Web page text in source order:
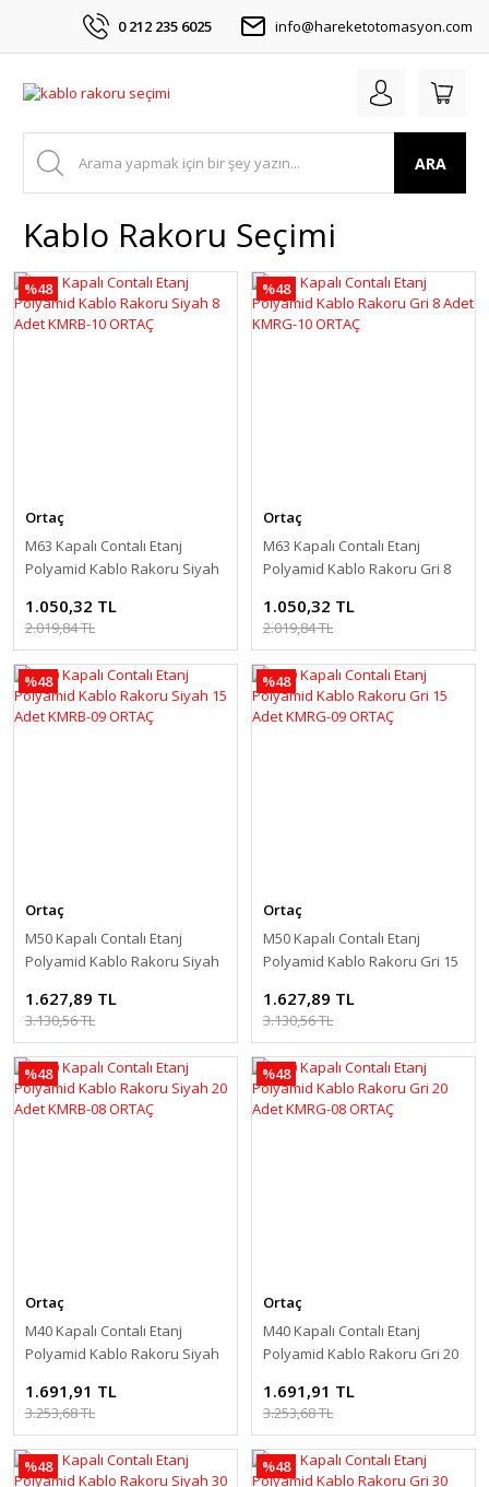
0 212 235 6025 info@hareketotomasyon.com
ARA
Kablo Rakoru Seçimi
%48
Ortaç
M63 Kapalı Contalı Etanj
Polyamid Kablo Rakoru Siyah
1.050,32 TL
2.019,84 TL
%48
Ortaç
M63 Kapalı Contalı Etanj
Polyamid Kablo Rakoru Gri 8
1.050,32 TL
2.019,84 TL
%48
Ortaç
M50 Kapalı Contalı Etanj
Polyamid Kablo Rakoru Siyah
1.627,89 TL
3.130,56 TL
%48
Ortaç
M50 Kapalı Contalı Etanj
Polyamid Kablo Rakoru Gri 15
1.627,89 TL
3.130,56 TL
%48
Ortaç
M40 Kapalı Contalı Etanj
Polyamid Kablo Rakoru Siyah
1.691,91 TL
3.253,68 TL
%48
Ortaç
M40 Kapalı Contalı Etanj
Polyamid Kablo Rakoru Gri 20
1.691,91 TL
3.253,68 TL
%48 %48